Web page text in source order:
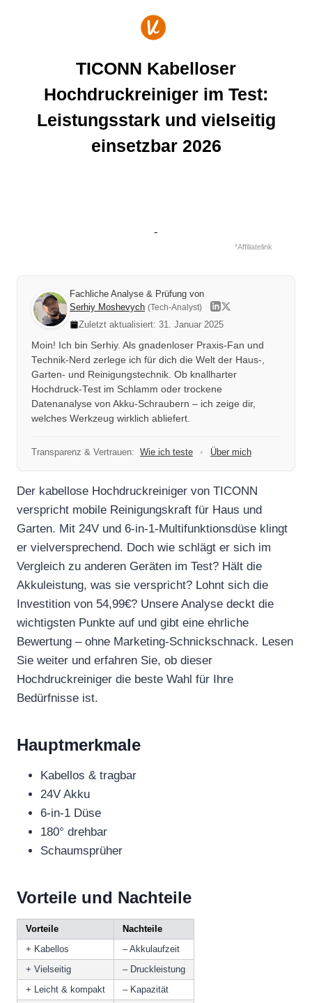
TICONN Kabelloser
Hochdruckreiniger im Test:
Leistungsstark und vielseitig
einsetzbar 2026
-
*Affiliatelink
Fachliche Analyse & Prüfung von
Serhiy Moshevych (Tech-Analyst)
Zuletzt aktualisiert: 31. Januar 2025
Moin! Ich bin Serhiy. Als gnadenloser Praxis-Fan und
Technik-Nerd zerlege ich für dich die Welt der Haus-,
Garten- und Reinigungstechnik. Ob knallharter
Hochdruck-Test im Schlamm oder trockene
Datenanalyse von Akku-Schraubern – ich zeige dir,
welches Werkzeug wirklich abliefert.
Transparenz & Vertrauen: Wie ich teste • Über mich
Der kabellose Hochdruckreiniger von TICONN
verspricht mobile Reinigungskraft für Haus und
Garten. Mit 24V und 6-in-1-Multifunktionsdüse klingt
er vielversprechend. Doch wie schlägt er sich im
Vergleich zu anderen Geräten im Test? Hält die
Akkuleistung, was sie verspricht? Lohnt sich die
Investition von 54,99€? Unsere Analyse deckt die
wichtigsten Punkte auf und gibt eine ehrliche
Bewertung – ohne Marketing-Schnickschnack. Lesen
Sie weiter und erfahren Sie, ob dieser
Hochdruckreiniger die beste Wahl für Ihre
Bedürfnisse ist.
Hauptmerkmale
Kabellos & tragbar
24V Akku
6-in-1 Düse
180° drehbar
Schaumsprüher
Vorteile und Nachteile
Vorteile
Nachteile
+ Kabellos
– Akkulaufzeit
+ Vielseitig
– Druckleistung
+ Leicht & kompakt
– Kapazität